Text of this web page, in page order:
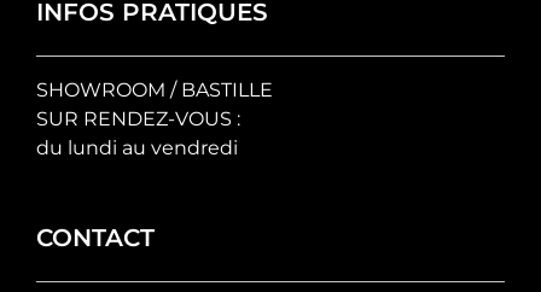
INFOS PRATIQUES
SHOWROOM / BASTILLE
SUR RENDEZ-VOUS :
du lundi au vendredi
CONTACT